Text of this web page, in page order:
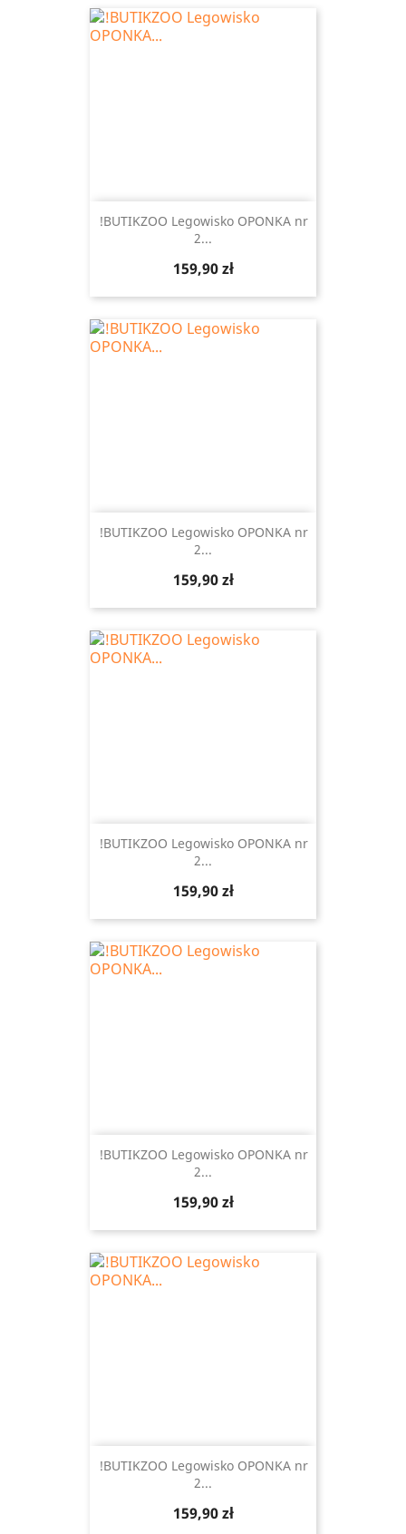
!BUTIKZOO Legowisko OPONKA nr
2...
Cena
159,90 zł
!BUTIKZOO Legowisko OPONKA nr
2...
Cena
159,90 zł
!BUTIKZOO Legowisko OPONKA nr
2...
Cena
159,90 zł
!BUTIKZOO Legowisko OPONKA nr
2...
Cena
159,90 zł
!BUTIKZOO Legowisko OPONKA nr
2...
Cena
159,90 zł